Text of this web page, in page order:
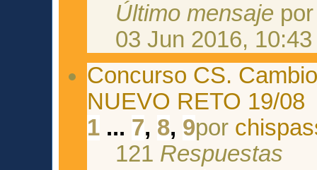
Último mensaje
03 Jun 2016, 10:43
Concurso CS.
NUEVO RETO 19/08
1 ... 7, 8, 9por
121 Respuestas